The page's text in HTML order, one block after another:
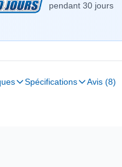
pendant 30 jours
Spécifications Avis (8)